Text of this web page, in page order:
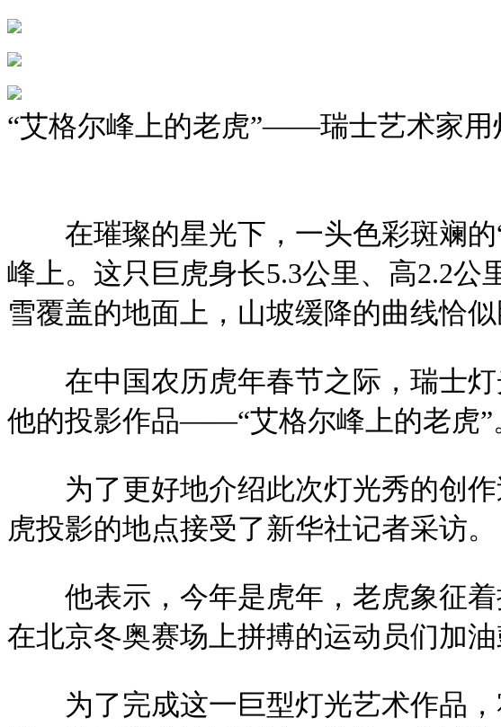
“艾格尔峰上的老虎”——瑞士艺术家用
在璀璨的星光下，一头色彩斑斓
峰上。这只巨虎身长5.3公里、高2.2
雪覆盖的地面上，山坡缓降的曲线恰似
在中国农历虎年春节之际，瑞士
他的投影作品——“艾格尔峰上的老虎”
为了更好地介绍此次灯光秀的创
虎投影的地点接受了新华社记者采访。
他表示，今年是虎年，老虎象征
在北京冬奥赛场上拼搏的运动员们加
为了完成这一巨型灯光艺术作品